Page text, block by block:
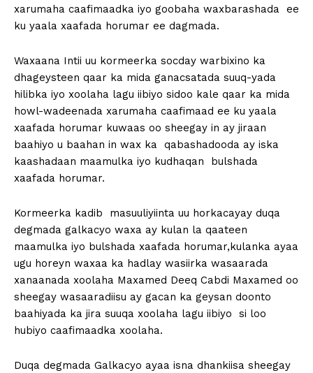
xarumaha caafimaadka iyo goobaha waxbarashada ee
ku yaala xaafada horumar ee dagmada.
Waxaana Intii uu kormeerka socday warbixino ka
dhageysteen qaar ka mida ganacsatada suuq-yada
hilibka iyo xoolaha lagu iibiyo sidoo kale qaar ka mida
howl-wadeenada xarumaha caafimaad ee ku yaala
xaafada horumar kuwaas oo sheegay in ay jiraan
baahiyo u baahan in wax ka qabashadooda ay iska
kaashadaan maamulka iyo kudhaqan bulshada
xaafada horumar.
Kormeerka kadib masuuliyiinta uu horkacayay duqa
degmada galkacyo waxa ay kulan la qaateen
maamulka iyo bulshada xaafada horumar,kulanka ayaa
ugu horeyn waxaa ka hadlay wasiirka wasaarada
xanaanada xoolaha Maxamed Deeq Cabdi Maxamed oo
sheegay wasaaradiisu ay gacan ka geysan doonto
baahiyada ka jira suuqa xoolaha lagu iibiyo si loo
hubiyo caafimaadka xoolaha.
Duqa degmada Galkacyo ayaa isna dhankiisa sheegay